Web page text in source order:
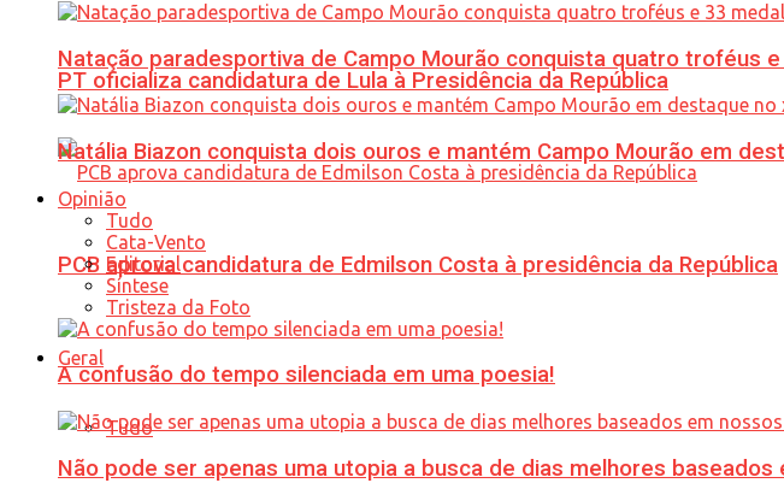
PT oficializa candidatura de Lula à Presidência da República
PCB aprova candidatura de Edmilson Costa à presidência da República
Geral
Tudo
Natação paradesportiva de Campo Mourão conquista quatro troféus
Natália Biazon conquista dois ouros e mantém Campo Mourão em
Opinião
Tudo
Cata-Vento
Editorial
Síntese
Tristeza da Foto
A confusão do tempo silenciada em uma poesia!
Não pode ser apenas uma utopia a busca de dias melhores